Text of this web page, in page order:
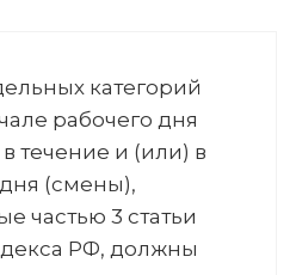
категорий
рабочего дня
течение и (или) в
(смены),
частью 3 статьи
РФ, должны